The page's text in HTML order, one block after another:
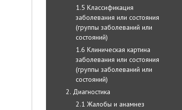
1.5 Классификация
заболевания или состояния
(группы заболеваний или
состояний)
1.6 Клиническая картина
заболевания или состояния
(группы заболеваний или
состояний)
2. Диагностика
2.1 Жалобы и анамнез